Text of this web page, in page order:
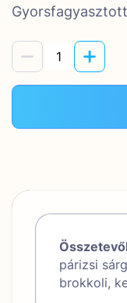
párizsi
brokkoli,